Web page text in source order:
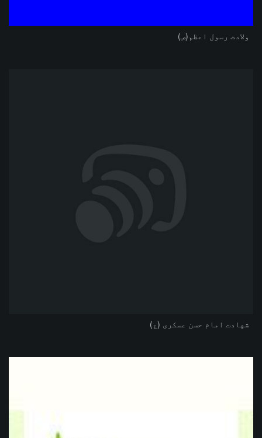
ولادت رسول اعظم(ص)
شهادت امام حسن عسکری (ع)